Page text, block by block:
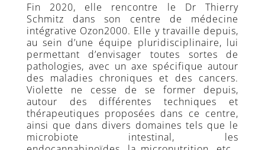
Fin 2020, elle rencontre le Dr Thierry
Schmitz dans son centre de médecine
intégrative Ozon2000. Elle y travaille depuis,
au sein d’une équipe pluridisciplinaire, lui
permettant d’envisager toutes sortes de
pathologies, avec un axe spécifique autour
des maladies chroniques et des cancers.
Violette ne cesse de se former depuis,
autour des différentes techniques et
thérapeutiques proposées dans ce centre,
ainsi que dans divers domaines tels que le
microbiote intestinal, les